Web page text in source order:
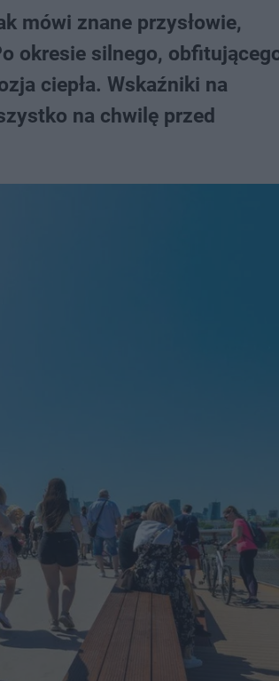
mówi znane przysłowie,
okresie silnego,
ciepła. Wskaźniki na
na chwilę przed